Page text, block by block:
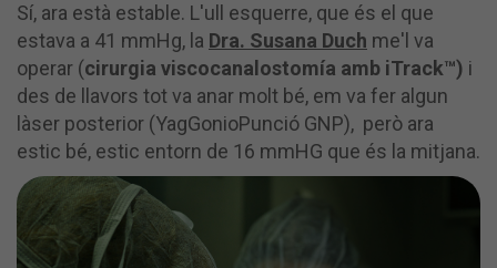
Sí, ara està estable. L'ull esquerre, que és el que
estava a 41 mmHg, la Dra. Susana Duch me'l va
operar (cirurgia viscocanalostomía amb iTrack™) i
des de llavors tot va anar molt bé, em va fer algun
làser posterior (YagGonioPunció GNP), però ara
estic bé, estic entorn de 16 mmHG que és la mitjana.